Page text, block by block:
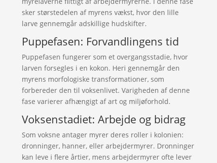
sker størstedelen af myrens vækst, hvor den lille
larve gennemgår adskillige hudskifter.
Puppefasen: Forvandlingens tid
Puppefasen fungerer som et overgangsstadie, hvor
larven forsegles i en kokon. Heri gennemgår den
myrens morfologiske transformationer, som
forbereder den til voksenlivet. Varigheden af denne
fase varierer afhængigt af art og miljøforhold.
Voksenstadiet: Arbejde og bidrag
Som voksne antager myrer deres roller i kolonien:
dronninger, hanner, eller arbejdermyrer. Dronninger
kan leve i flere årtier, mens arbejdermyrer ofte lever